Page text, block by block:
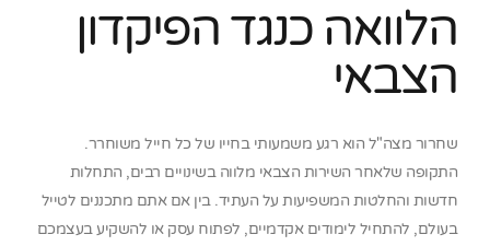
הלוואה כנגד הפיקדון
הצבאי
שחרור מצה"ל הוא רגע משמעותי בחייו של כל חייל משוחרר.
התקופה שלאחר השירות הצבאי מלווה בשינויים רבים, התחלות
חדשות והחלטות המשפיעות על העתיד. בין אם אתם מתכננים לטייל
בעולם, להתחיל לימודים אקדמיים, לפתוח עסק או להשקיע בעצמכם